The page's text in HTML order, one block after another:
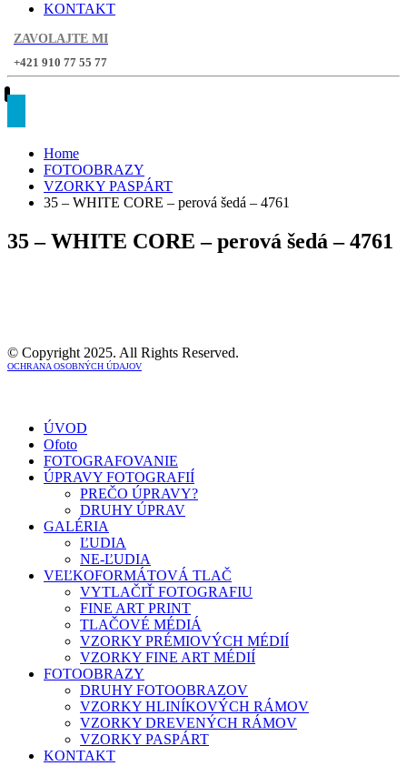
KONTAKT
ZAVOLAJTE MI
+421 910 77 55 77
Home
FOTOOBRAZY
VZORKY PASPÁRT
35 – WHITE CORE – perová šedá – 4761
35 – WHITE CORE – perová šedá – 4761
© Copyright 2025. All Rights Reserved.
OCHRANA OSOBNÝCH ÚDAJOV
ÚVOD
Ofoto
FOTOGRAFOVANIE
ÚPRAVY FOTOGRAFIÍ
PREČO ÚPRAVY?
DRUHY ÚPRAV
GALÉRIA
ĽUDIA
NE-ĽUDIA
VEĽKOFORMÁTOVÁ TLAČ
VYTLAČIŤ FOTOGRAFIU
FINE ART PRINT
TLAČOVÉ MÉDIÁ
VZORKY PRÉMIOVÝCH MÉDIÍ
VZORKY FINE ART MÉDIÍ
FOTOOBRAZY
DRUHY FOTOOBRAZOV
VZORKY HLINÍKOVÝCH RÁMOV
VZORKY DREVENÝCH RÁMOV
VZORKY PASPÁRT
KONTAKT